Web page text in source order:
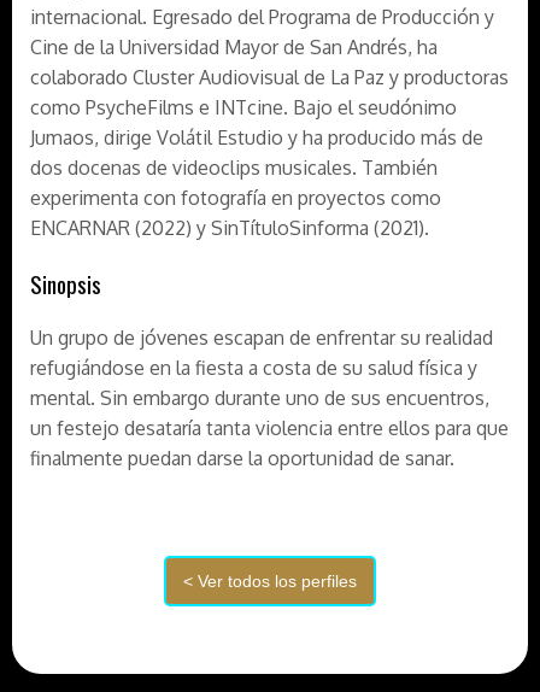
internacional. Egresado del Programa de Producción y
Cine de la Universidad Mayor de San Andrés, ha
colaborado Cluster Audiovisual de La Paz y productoras
como PsycheFilms e INTcine. Bajo el seudónimo
Jumaos, dirige Volátil Estudio y ha producido más de
dos docenas de videoclips musicales. También
experimenta con fotografía en proyectos como
ENCARNAR (2022) y SinTítuloSinforma (2021).
Sinopsis
Un grupo de jóvenes escapan de enfrentar su realidad
refugiándose en la fiesta a costa de su salud física y
mental. Sin embargo durante uno de sus encuentros,
un festejo desataría tanta violencia entre ellos para que
finalmente puedan darse la oportunidad de sanar.